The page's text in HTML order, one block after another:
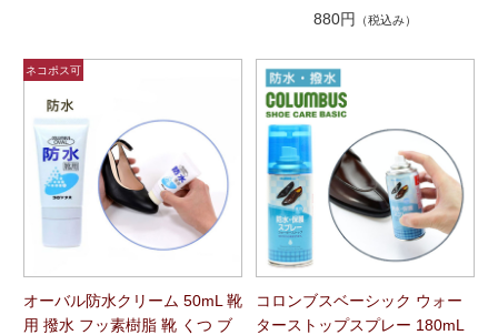
880円
（税込み）
オーバル防水クリーム 50mL 靴
用 撥水 フッ素樹脂 靴 くつ ブ
コロンブスベーシック ウォー
ターストップスプレー 180mL